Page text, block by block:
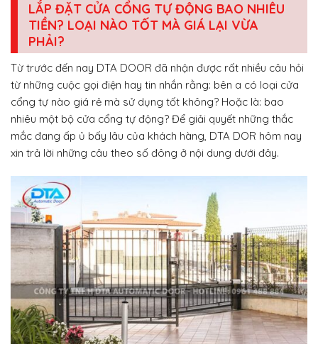
LẮP ĐẶT CỬA CỔNG TỰ ĐỘNG BAO NHIÊU
TIỀN? LOẠI NÀO TỐT MÀ GIÁ LẠI VỪA
PHẢI?
Từ trước đến nay DTA DOOR đã nhận được rất nhiều câu hỏi
từ những cuộc gọi điện hay tin nhắn rằng: bên a có loại cửa
cổng tự nào giá rẻ mà sử dụng tốt không? Hoặc là: bao
nhiêu một bộ cửa cổng tự động? Để giải quyết những thắc
mắc đang ấp ủ bấy lâu của khách hàng, DTA DOR hôm nay
xin trả lời những câu theo số đông ở nội dung dưới đây.